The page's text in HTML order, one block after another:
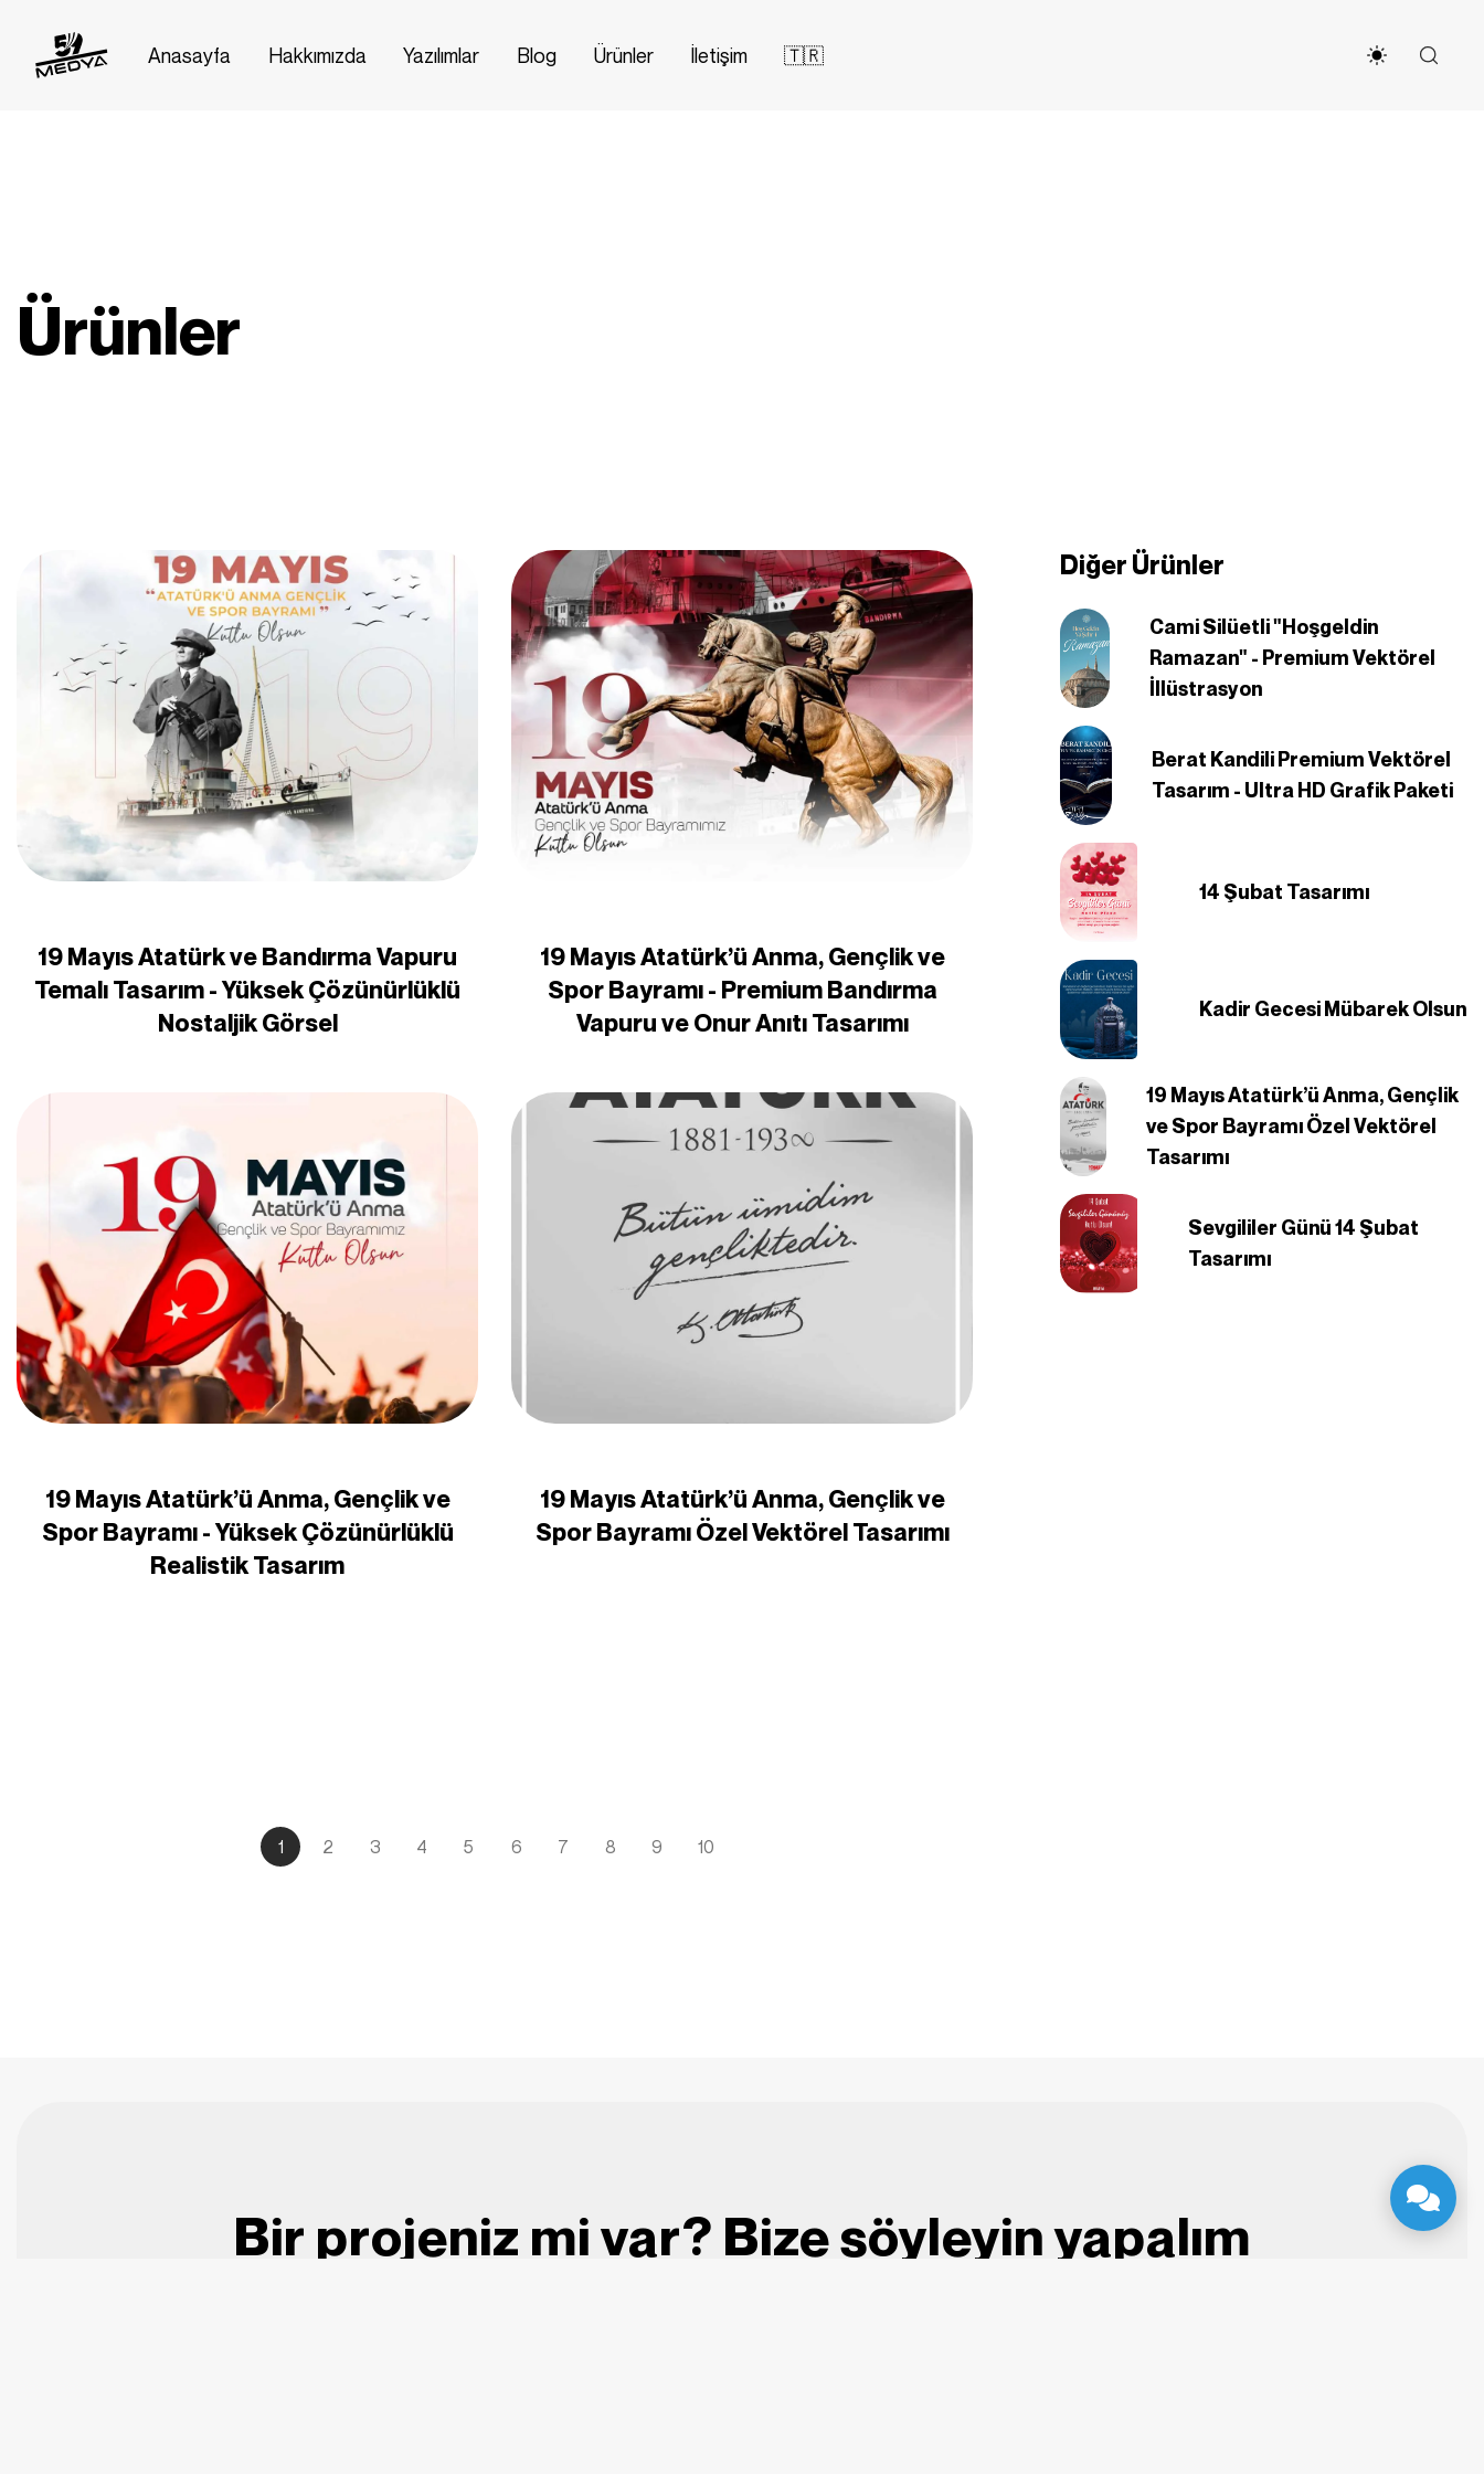
Anasayfa Hakkımızda Yazılımlar Blog Ürünler İletişim 🇹🇷
Ürünler
19 Mayıs Atatürk ve Bandırma Vapuru
Temalı Tasarım - Yüksek Çözünürlüklü
Nostaljik Görsel
19 Mayıs Atatürk’ü Anma, Gençlik ve
Spor Bayramı - Premium Bandırma
Vapuru ve Onur Anıtı Tasarımı
19 Mayıs Atatürk’ü Anma, Gençlik ve
Spor Bayramı - Yüksek Çözünürlüklü
Realistik Tasarım
19 Mayıs Atatürk’ü Anma, Gençlik ve
Spor Bayramı Özel Vektörel Tasarımı
1 2 3 4 5 6 7 8 9 10
Diğer Ürünler
Cami Silüetli "Hoşgeldin
Ramazan" - Premium Vektörel
İllüstrasyon
Berat Kandili Premium Vektörel
Tasarım - Ultra HD Grafik Paketi
14 Şubat Tasarımı
Kadir Gecesi Mübarek Olsun
19 Mayıs Atatürk’ü Anma, Gençlik
ve Spor Bayramı Özel Vektörel
Tasarımı
Sevgililer Günü 14 Şubat
Tasarımı
Bir projeniz mi var? Bize söyleyin yapalım